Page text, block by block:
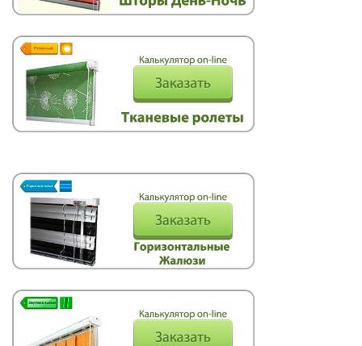
Рулонные
Вертикальные
Римские